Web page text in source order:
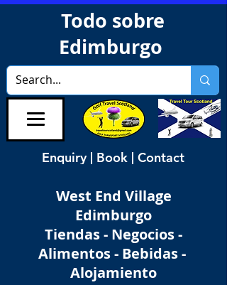
Todo sobre
Edimburgo
Enquiry | Book | Contact
West End Village
Edimburgo
Tiendas - Negocios -
Alimentos - Bebidas -
Alojamiento